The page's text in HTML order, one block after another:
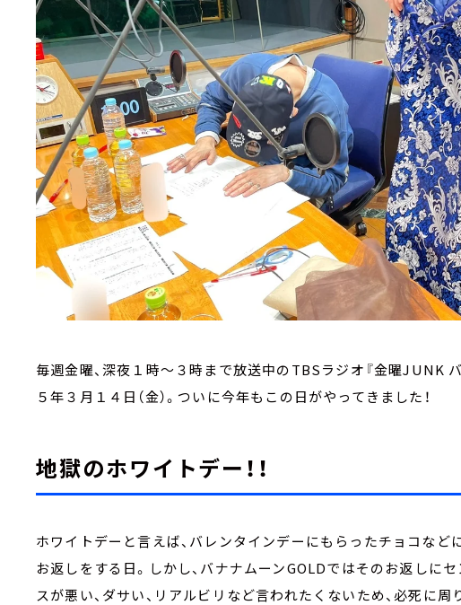
毎週金曜、深夜１時～３時まで放送中のTBSラジオ『金曜JUNK
５年３月１４日（金）。ついに今年もこの日がやってきました！
地獄のホワイトデー！！
ホワイトデーと言えば、バレンタインデーにもらったチョコな
お返しをする日。しかし、バナナムーンGOLDではそのお返しに
スが悪い、ダサい、リアルビリなど言われたくないため、必死に